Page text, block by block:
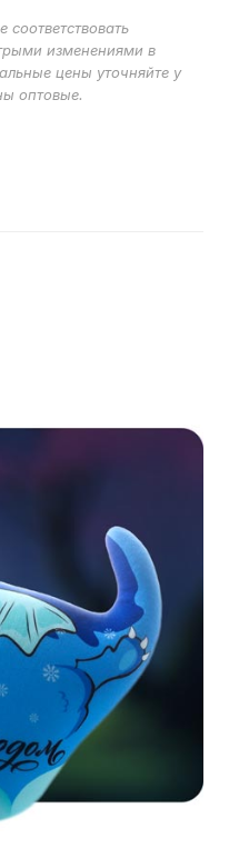
изменениями в
цены уточняйте у
оптовые.